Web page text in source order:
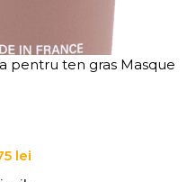
pentru ten gras Masque
lei